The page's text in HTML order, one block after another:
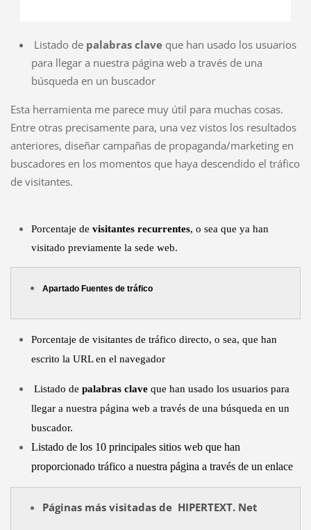
Listado de palabras claveque han usado los usuarios
para llegar a nuestra página web a través de una
búsqueda en un buscador
Esta herramienta me parece muy útil para muchas cosas.
Entre otras precisamente para, una vez vistos los resultados
anteriores, diseñar campañas de propaganda/marketing en
buscadores en los momentos que haya descendido el tráfico
de visitantes.
Porcentaje de visitantes recurrentes, o sea que ya han
visitado previamente la sede web.
Apartado Fuentes de tráfico
Porcentaje de visitantes de tráfico directo, o sea, que han
escrito la URL en el navegador
Listado de palabras claveque han usado los usuarios para
llegar a nuestra página web a través de una búsqueda en un
buscador.
Listado de los 10 principales sitios web que han
proporcionado tráfico a nuestra página a través de un enlace
Páginas más visitadas de HIPERTEXT. Net